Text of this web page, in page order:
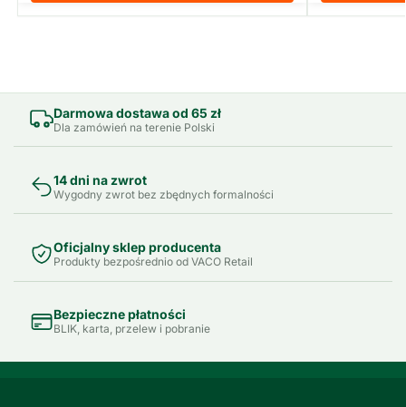
Darmowa dostawa od 65 zł
Dla zamówień na terenie Polski
14 dni na zwrot
Wygodny zwrot bez zbędnych formalności
Oficjalny sklep producenta
Produkty bezpośrednio od VACO Retail
Bezpieczne płatności
BLIK, karta, przelew i pobranie